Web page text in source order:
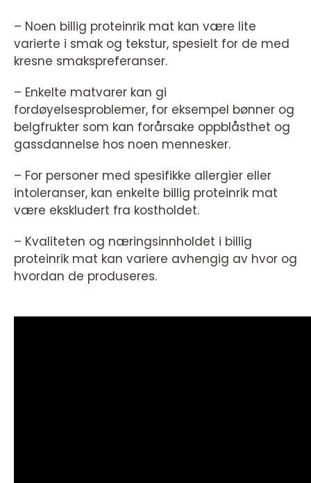
– Noen billig proteinrik mat kan være lite
varierte i smak og tekstur, spesielt for de med
kresne smakspreferanser.
– Enkelte matvarer kan gi
fordøyelsesproblemer, for eksempel bønner og
belgfrukter som kan forårsake oppblåsthet og
gassdannelse hos noen mennesker.
– For personer med spesifikke allergier eller
intoleranser, kan enkelte billig proteinrik mat
være ekskludert fra kostholdet.
– Kvaliteten og næringsinnholdet i billig
proteinrik mat kan variere avhengig av hvor og
hvordan de produseres.